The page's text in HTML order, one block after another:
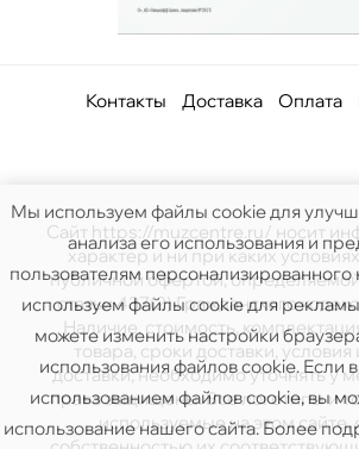
Контакты Доставка Оплата
Сайт https://muzcentre.ru/ носит
характер и ни при каких
публичной офертой,
статьи 437(2) Гражданского
Наличие, стоимость,
товара, сроки доставки, условия
доставки, необходимо уточнять у
права защищены. Все логотипы и
используемые на этом сайте,
Мы используем файлы cookie для
анализа его использования и
пользователям персонализированного
используем файлы cookie для
можете изменить настройки
использования файлов cookie. Если
использованием файлов cookie, вы
использование нашего сайта. Более